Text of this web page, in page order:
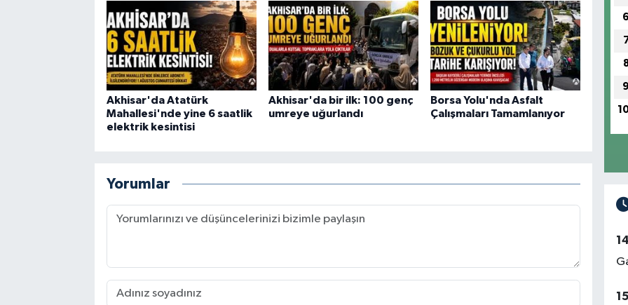
Akhisar'da Atatürk
Mahallesi'nde yine 6 saatlik
elektrik kesintisi
Akhisar'da bir ilk: 100 genç
umreye uğurlandı
Borsa Yolu'nda Asfalt
Çalışmaları Tamamlanıyor
Yorumlar
6
9